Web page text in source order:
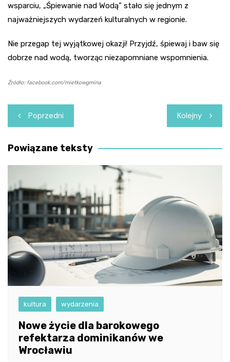
wsparciu, „Śpiewanie nad Wodą” stało się jednym z
najważniejszych wydarzeń kulturalnych w regionie.
Nie przegap tej wyjątkowej okazji! Przyjdź, śpiewaj i baw się
dobrze nad wodą, tworząc niezapomniane wspomnienia.
Źródło: facebook.com/mietkowgmina
Nawigacja
wpisu
Poprzedni Kolejny
Powiązane teksty
kultura wydarzenia
Nowe życie dla barokowego
refektarza dominikanów we
Wrocławiu